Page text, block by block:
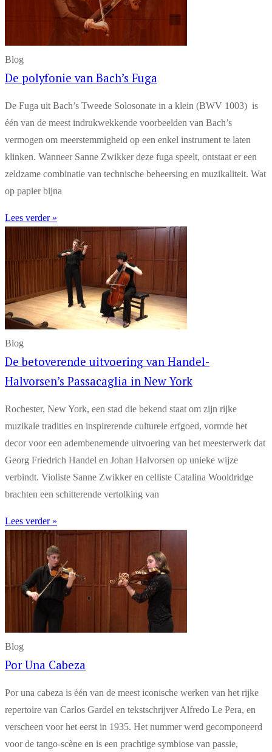
Blog
De polyfonie van Bach’s Fuga
De Fuga uit Bach’s Tweede Solosonate in a klein (BWV 1003) is
één van de meest indrukwekkende voorbeelden van Bach’s
vermogen om meerstemmigheid op een enkel instrument te laten
klinken. Wanneer Sanne Zwikker deze fuga speelt, ontstaat er een
zeldzame combinatie van technische beheersing en muzikaliteit. Wat
op papier bijna
Lees verder »
Blog
De betoverende uitvoering van Handel-
Halvorsen’s Passacaglia in New York
Rochester, New York, een stad die bekend staat om zijn rijke
muzikale tradities en inspirerende culturele erfgoed, vormde het
decor voor een adembenemende uitvoering van het meesterwerk dat
Georg Friedrich Handel en Johan Halvorsen op unieke wijze
verbindt. Violiste Sanne Zwikker en celliste Catalina Wooldridge
brachten een schitterende vertolking van
Lees verder »
Blog
Por Una Cabeza
Por una cabeza is één van de meest iconische werken van het rijke
repertoire van Carlos Gardel en tekstschrijver Alfredo Le Pera, en
verscheen voor het eerst in 1935. Het nummer werd gecomponeerd
voor de tango-scène en is een prachtige symbiose van passie,